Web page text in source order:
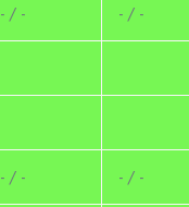
- / - - / -
- / - - / -